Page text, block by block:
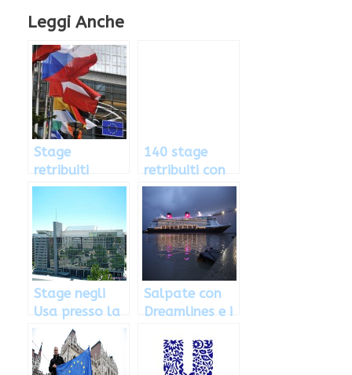
Leggi Anche
Stage
retribuiti
all’estero con
Ferroviaria
Europea
140 stage
retribuiti con
DoteComune:
come fare
richiesta
Stage negli
Usa presso la
Banca
Mondiale
Salpate con
Dreamlines e i
all’estero:
come fare